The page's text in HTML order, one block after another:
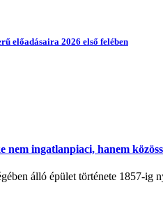
előadásaira 2026 első felében
nem ingatlanpiaci, hanem
álló épület története 1857-ig